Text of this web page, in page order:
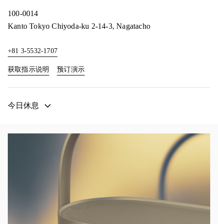
100-0014
Kanto Tokyo Chiyoda-ku 2-14-3, Nagatacho
+81 3-5532-1707
获取指示说明 Link Opens in New Tab
预订演示Link Opens in New Tab
今日休息